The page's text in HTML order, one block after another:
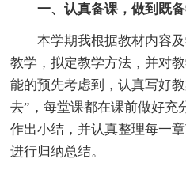
一、认真备课，做到既备
本学期我根据教材内容及
教学，拟定教学方法，并对
能的预先考虑到，认真写好
去”，每堂课都在课前做好充
作出小结，并认真整理每一
进行归纳总结。